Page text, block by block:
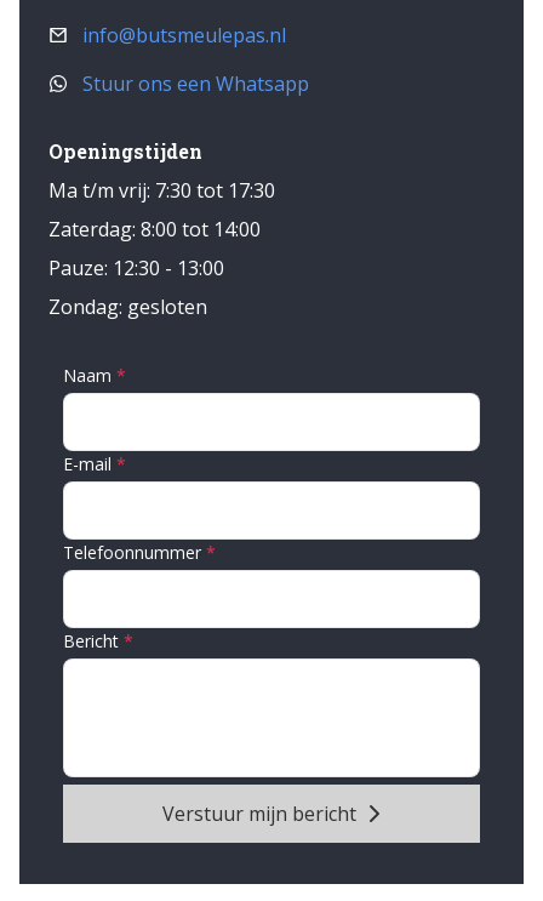
info@butsmeulepas.nl
Stuur ons een Whatsapp
Openingstijden
Ma t/m vrij: 7:30 tot 17:30
Zaterdag: 8:00 tot 14:00
Pauze: 12:30 - 13:00
Zondag: gesloten
Naam
E-mail
Telefoonnummer
Bericht
Verstuur mijn bericht